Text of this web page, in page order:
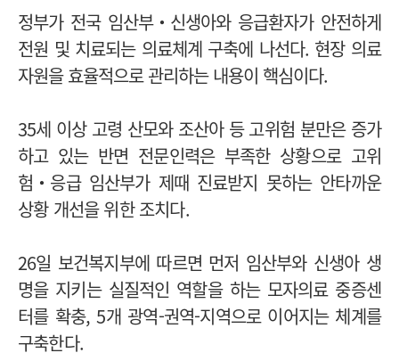
정부가 전국 임산부‧신생아와 응급환자가 안전하게
전원 및 치료되는 의료체계 구축에 나선다. 현장 의료
자원을 효율적으로 관리하는 내용이 핵심이다.
35세 이상 고령 산모와 조산아 등 고위험 분만은 증가
하고 있는 반면 전문인력은 부족한 상황으로 고위
험‧응급 임산부가 제때 진료받지 못하는 안타까운
상황 개선을 위한 조치다.
26일 보건복지부에 따르면 먼저 임산부와 신생아 생
명을 지키는 실질적인 역할을 하는 모자의료 중증센
터를 확충, 5개 광역-권역-지역으로 이어지는 체계를
구축한다.